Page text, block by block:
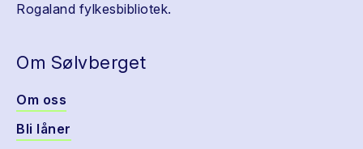
Rogaland fylkesbibliotek.
Om Sølvberget
Om oss
Bli låner